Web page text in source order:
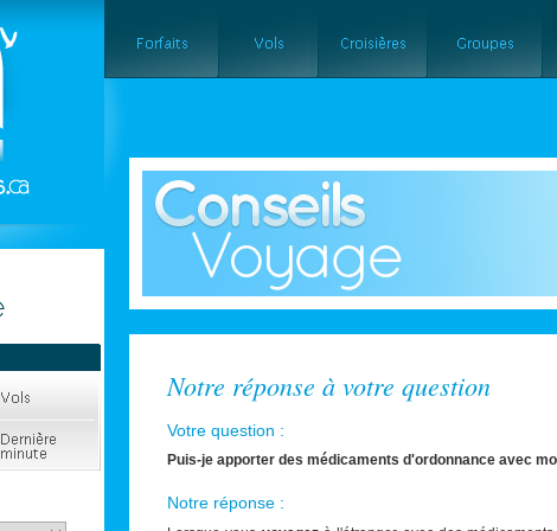
Notre réponse à votre question
Votre question :
Puis-je apporter des médicaments d'ordonnance avec
Notre réponse :